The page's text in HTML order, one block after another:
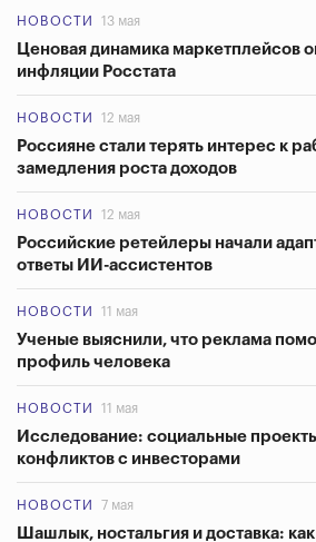
НОВОСТИ 13 мая
Ценовая динамика маркетплейсов
инфляции Росстата
НОВОСТИ 12 мая
Россияне стали терять интерес к
замедления роста доходов
НОВОСТИ 12 мая
Российские ретейлеры начали
ответы ИИ-ассистентов
НОВОСТИ 11 мая
Ученые выяснили, что реклама
профиль человека
НОВОСТИ 11 мая
Исследование: социальные
конфликтов с инвесторами
НОВОСТИ 7 мая
Шашлык, ностальгия и доставка: